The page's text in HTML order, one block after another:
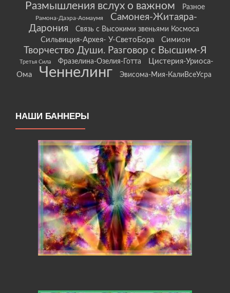
Размышления вслух о важном Разное
Рамона-Даэра-Аомаумя
Самонея-Житаяра-
Дарония
Связь с Высокими звеньями Космоса
Сильвиция-Архея- У-СветоБора Симион
Творчество Души. Разговор с Высшим-Я
Третья Сила Фразелина-Озелия-Готта
Цистерия-Уриоса-
Ома
Ченнелинг Эвисома-Мия-КалиВсеУсра
НАШИ БАННЕРЫ